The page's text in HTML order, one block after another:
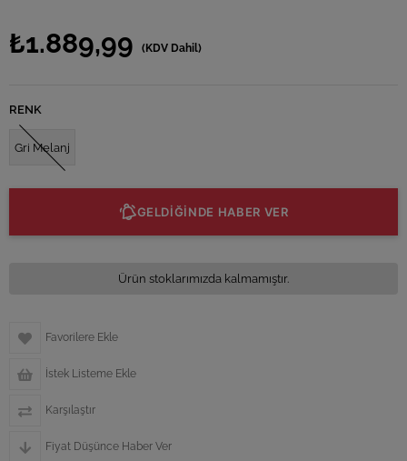
₺1.889,99 (KDV Dahil)
RENK
Gri Melanj
GELDİĞİNDE HABER VER
Ürün stoklarımızda kalmamıştır.
Favorilere Ekle
İstek Listeme Ekle
Karşılaştır
Fiyat Düşünce Haber Ver